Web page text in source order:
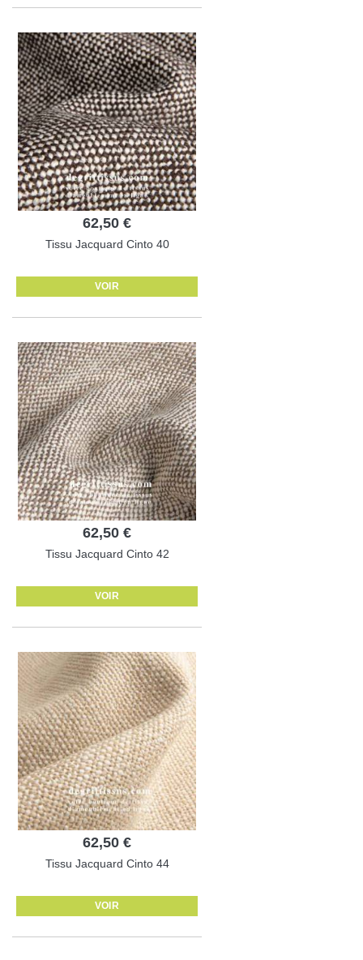
62,50 €
Tissu Jacquard Cinto 40
VOIR
62,50 €
Tissu Jacquard Cinto 42
VOIR
62,50 €
Tissu Jacquard Cinto 44
VOIR